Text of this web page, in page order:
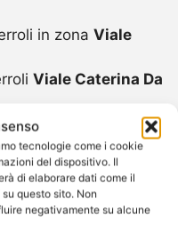
tecnologie come i cookie
del dispositivo. Il
di elaborare dati come il
questo sito. Non
negativamente su alcune
in zona Viale
Viale Caterina Da
Costo
Preventivo Viale
PrezzoViale